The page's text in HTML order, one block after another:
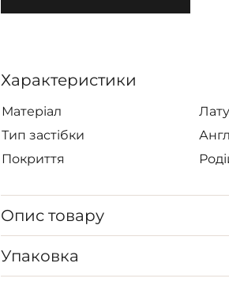
Характеристики
Матеріал
Тип застібки
Покриття
Опис товару
Упаковка